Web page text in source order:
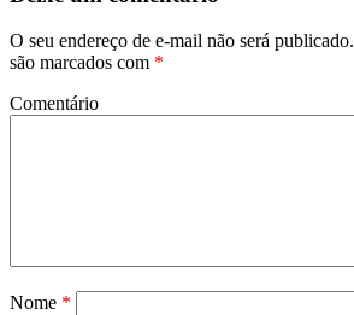
O seu endereço de e-mail não será publicado.
são marcados com *
Comentário
Nome *